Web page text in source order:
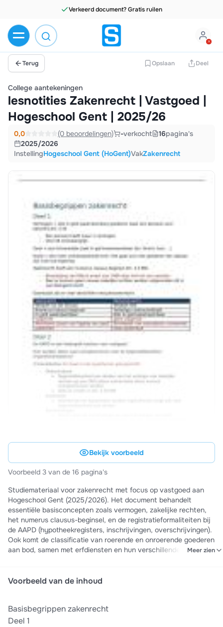
Verkeerd document? Gratis ruilen
Terug Opslaan Deel
College aantekeningen
lesnotities Zakenrecht | Vastgoed |
Hogeschool Gent | 2025/26
0,0 (0 beoordelingen) -verkocht 16pagina's
2025/2026
InstellingHogeschool Gent (HoGent)VakZakenrecht
Bekijk voorbeeld
Voorbeeld 3 van de 16 pagina's
Studiemateriaal voor zakenrecht met focus op vastgoed aan
Hogeschool Gent (2025/2026). Het document behandelt
essentiële basisconcepten zoals vermogen, zakelijke rechten,
het numerus clausus-beginsel, en de registratieformaliteiten bij
de AAPD (hypotheekregisters, inschrijvingen, overschrijvingen).
Ook komt de classificatie van roerende en onroerende goederen
aan bod, samen met erfdiensten en hun verschillende
naar het Burgerlijk Wetboek.
Meer zien
Voorbeeld van de inhoud
Basisbegrippen zakenrecht
Deel 1